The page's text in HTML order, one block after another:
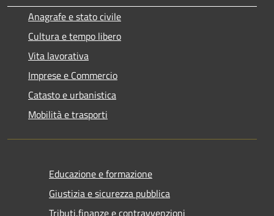
Anagrafe e stato civile
Cultura e tempo libero
Vita lavorativa
Imprese e Commercio
Catasto e urbanistica
Mobilità e trasporti
Educazione e formazione
Giustizia e sicurezza pubblica